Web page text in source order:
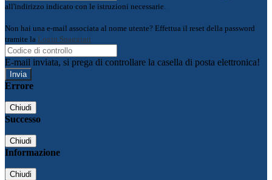
all'indirizzo indicato con le istruzioni necessarie.
Non hai una e-mail associata al nome utente? Effettua il reset della password
tramite la Login Spaggiari
E-mail inviata, si prega di controllare la casella di posta elettronica!
Errore
Chiudi
Successo
Chiudi
Informazione
Chiudi